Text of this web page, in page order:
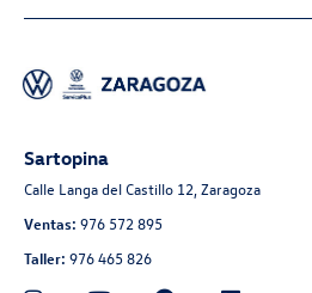
Sartopina
Calle Langa del Castillo 12, Zaragoza
Ventas: 976 572 895
Taller: 976 465 826